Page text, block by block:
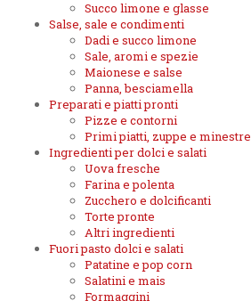
Succo limone e glasse
Salse, sale e condimenti
Dadi e succo limone
Sale, aromi e spezie
Maionese e salse
Panna, besciamella
Preparati e piatti pronti
Pizze e contorni
Primi piatti, zuppe e minestre
Ingredienti per dolci e salati
Uova fresche
Farina e polenta
Zucchero e dolcificanti
Torte pronte
Altri ingredienti
Fuori pasto dolci e salati
Patatine e pop corn
Salatini e mais
Formaggini